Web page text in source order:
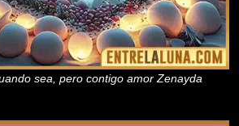
sea, pero contigo amor Zenayda